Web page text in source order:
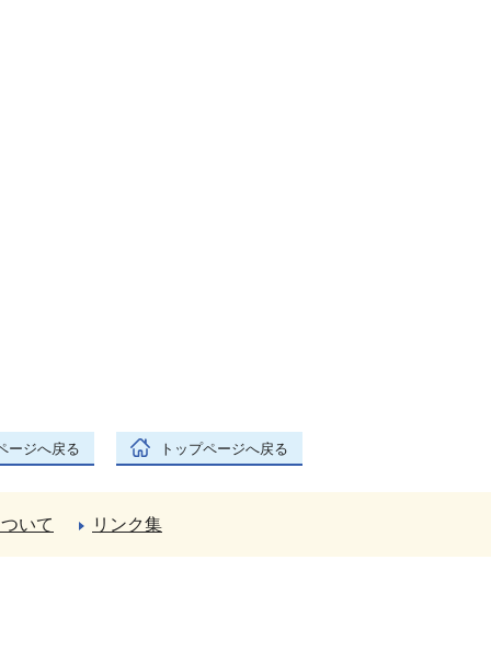
ージへ戻る トップページへ戻る
いて リンク集